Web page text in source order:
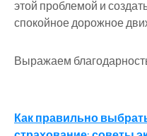
этой проблемой и
спокойное дорожное
Выражаем
Навигация
Как правильно